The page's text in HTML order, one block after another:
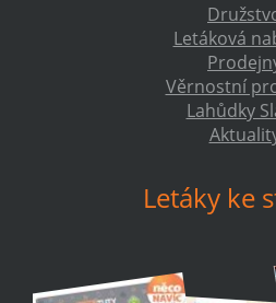
Letáková
Věrnostní
Lahůdky
Letáky ke